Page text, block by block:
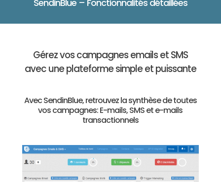
SendinBlue – Fonctionnalités détaillées
Gérez vos campagnes emails et SMS
avec une plateforme simple et puissante
Avec SendinBlue, retrouvez la synthèse de toutes
vos campagnes: E-mails, SMS et e-mails
transactionnels